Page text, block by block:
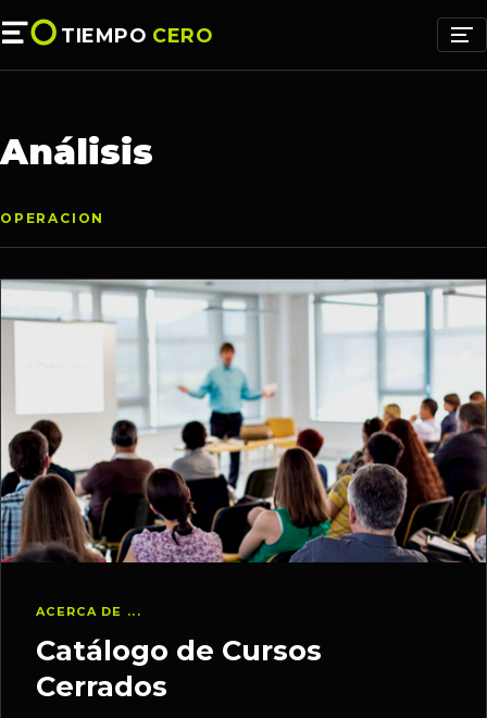
TIEMPO CERO
Análisis
OPERACION
ACERCA DE ...
Catálogo de Cursos
Cerrados